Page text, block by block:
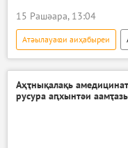
15 Рашәара, 13:04
Атәылауаҩи аиҳабыреи
Аҳҭнықалақь
русура аԥхынтәи